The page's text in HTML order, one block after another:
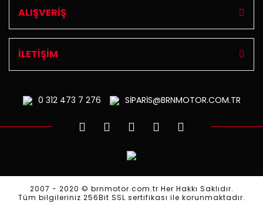
ALIŞVERİŞ
İLETİŞİM
0 312473 7 276 SİPARİS@BRNMOTOR.COM.TR
2007 - 2020 © brnmotor.com.tr Her Hakkı Saklıdır.
Tüm bilgileriniz 256Bit SSL sertifikası ile korunmaktadır.